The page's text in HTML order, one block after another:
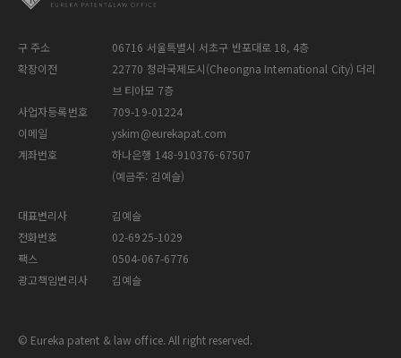
구 주소
06716 서울특별시 서초구 반포대로 18, 4층
확장이전
22770 청라국제도시(Cheongna International City) 더리
브 티아모 7층
사업자등록번호
709-19-01224
이메일
yskim@eurekapat.com
계좌번호
하나은행 148-910376-67507
(예금주: 김예슬)
대표변리사
김예슬
전화번호
02-6925-1029
팩스
0504-067-6776
광고책임변리사
김예슬
© Eureka patent & law office. All right reserved.